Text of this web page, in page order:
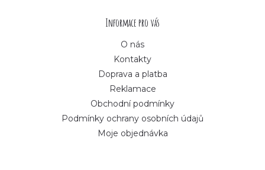
Informace pro vás
O nás
Kontakty
Doprava a platba
Reklamace
Obchodní podmínky
Podmínky ochrany osobních údajů
Moje objednávka